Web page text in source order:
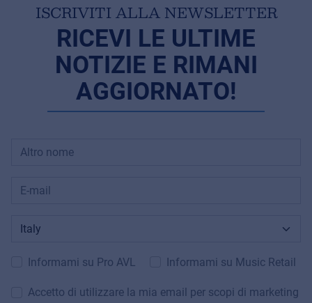
ISCRIVITI ALLA NEWSLETTER
RICEVI LE ULTIME
NOTIZIE E RIMANI
AGGIORNATO!
Informami su Pro AVL Informami su Music Retail
Accetto di utilizzare la mia email per scopi di marketing